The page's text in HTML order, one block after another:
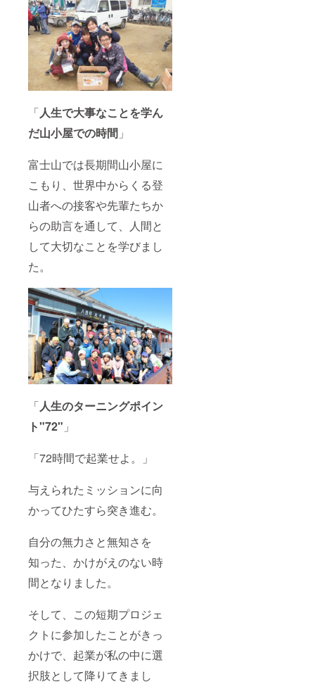
「人生で大事なことを学ん
だ山小屋での時間 」
富士山では長期間山小屋に
こもり、世界中からくる登
山者への接客や先輩たちか
らの助言を通して、人間と
して大切なことを学びまし
た。
「人生のターニングポイン
ト"72" 」
「72時間で起業せよ。」
与えられたミッションに向
かってひたすら突き進む。
自分の無力さと無知さを
知った、かけがえのない時
間となりました。
そして、この短期プロジェ
クトに参加したことがきっ
かけで、起業が私の中に選
択肢として降りてきまし